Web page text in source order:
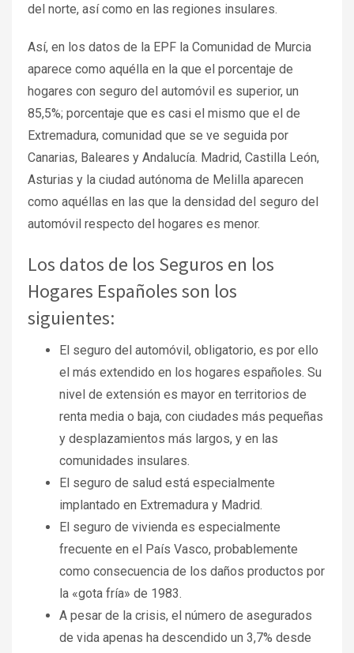
del norte, así como en las regiones insulares.
Así, en los datos de la EPF la Comunidad de Murcia
aparece como aquélla en la que el porcentaje de
hogares con seguro del automóvil es superior, un
85,5%; porcentaje que es casi el mismo que el de
Extremadura, comunidad que se ve seguida por
Canarias, Baleares y Andalucía. Madrid, Castilla León,
Asturias y la ciudad autónoma de Melilla aparecen
como aquéllas en las que la densidad del seguro del
automóvil respecto del hogares es menor.
Los datos de los Seguros en los
Hogares Españoles son los
siguientes:
El seguro del automóvil, obligatorio, es por ello
el más extendido en los hogares españoles. Su
nivel de extensión es mayor en territorios de
renta media o baja, con ciudades más pequeñas
y desplazamientos más largos, y en las
comunidades insulares.
El seguro de salud está especialmente
implantado en Extremadura y Madrid.
El seguro de vivienda es especialmente
frecuente en el País Vasco, probablemente
como consecuencia de los daños productos por
la «gota fría» de 1983.
A pesar de la crisis, el número de asegurados
de vida apenas ha descendido un 3,7% desde